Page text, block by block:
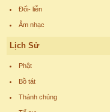
Đối- liễn
Âm nhạc
Lịch Sử
Phật
Bồ tát
Thánh chúng